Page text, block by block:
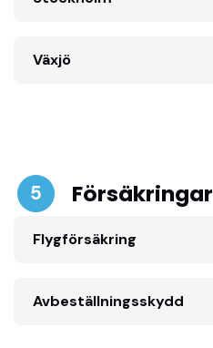
Växjö
5 Försäkringar
Flygförsäkring
Avbeställningsskydd